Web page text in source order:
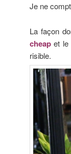
Je ne
La façon
cheapet le
risible.